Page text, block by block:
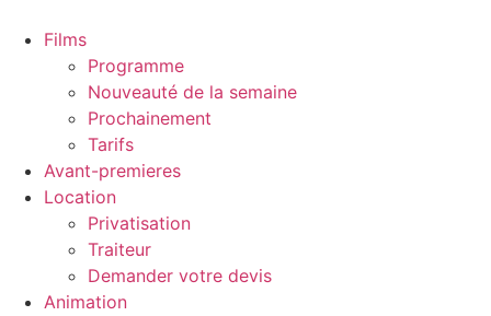
Films
Programme
Nouveauté de la semaine
Prochainement
Tarifs
Avant-premieres
Location
Privatisation
Traiteur
Demander votre devis
Animation